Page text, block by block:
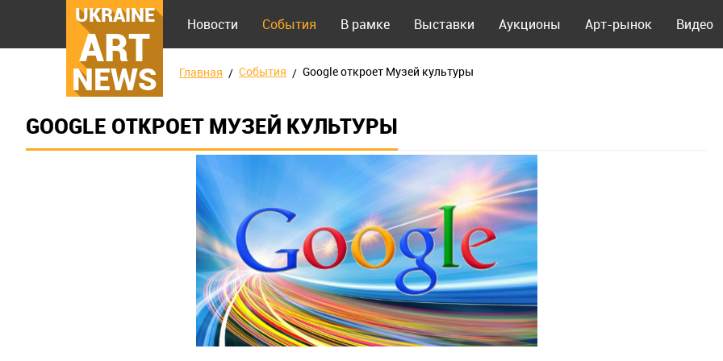
UKRAINE
ART
NEWS
Новости События В рамке Выставки Аукционы Арт-рынок Видео
Главная События Google откроет Музей культуры
GOOGLE ОТКРОЕТ МУЗЕЙ КУЛЬТУРЫ